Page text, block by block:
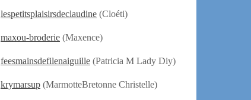
lespetitsplaisirsdeclaudine (Cloéti)
maxou-broderie (Maxence)
feesmainsdefilenaiguille (Patricia M Lady Diy)
krymarsup (MarmotteBretonne Christelle)